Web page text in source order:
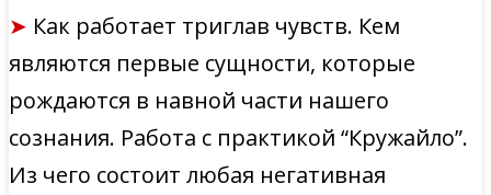
➤ Как работает триглав чувств. Кем
являются первые сущности, которые
рождаются в навной части нашего
сознания. Работа с практикой “Кружайло”.
Из чего состоит любая негативная